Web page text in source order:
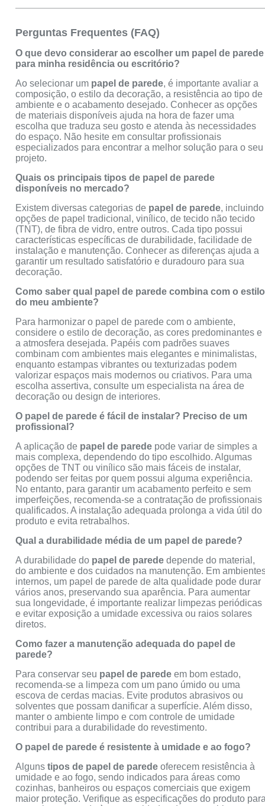
Perguntas Frequentes (FAQ)
O que devo considerar ao escolher um papel de parede
para minha residência ou escritório?
Ao selecionar um papel de parede, é importante avaliar a
composição, o estilo da decoração, a resistência ao tipo de
ambiente e o acabamento desejado. Conhecer as opções
de materiais disponíveis ajuda na hora de fazer uma
escolha que traduza seu gosto e atenda às necessidades
do espaço. Não hesite em consultar profissionais
especializados para encontrar a melhor solução para o seu
projeto.
Quais os principais tipos de papel de parede
disponíveis no mercado?
Existem diversas categorias de papel de parede, incluindo
opções de papel tradicional, vinílico, de tecido não tecido
(TNT), de fibra de vidro, entre outros. Cada tipo possui
características específicas de durabilidade, facilidade de
instalação e manutenção. Conhecer as diferenças ajuda a
garantir um resultado satisfatório e duradouro para sua
decoração.
Como saber qual papel de parede combina com o estilo
do meu ambiente?
Para harmonizar o papel de parede com o ambiente,
considere o estilo de decoração, as cores predominantes e
a atmosfera desejada. Papéis com padrões suaves
combinam com ambientes mais elegantes e minimalistas,
enquanto estampas vibrantes ou texturizadas podem
valorizar espaços mais modernos ou criativos. Para uma
escolha assertiva, consulte um especialista na área de
decoração ou design de interiores.
O papel de parede é fácil de instalar? Preciso de um
profissional?
A aplicação de papel de parede pode variar de simples a
mais complexa, dependendo do tipo escolhido. Algumas
opções de TNT ou vinílico são mais fáceis de instalar,
podendo ser feitas por quem possui alguma experiência.
No entanto, para garantir um acabamento perfeito e sem
imperfeições, recomenda-se a contratação de profissionais
qualificados. A instalação adequada prolonga a vida útil do
produto e evita retrabalhos.
Qual a durabilidade média de um papel de parede?
A durabilidade do papel de parede depende do material,
do ambiente e dos cuidados na manutenção. Em
internos, um papel de parede de alta qualidade pode durar
vários anos, preservando sua aparência. Para aumentar
sua longevidade, é importante realizar limpezas periódicas
e evitar exposição a umidade excessiva ou raios solares
diretos.
Como fazer a manutenção adequada do papel de
parede?
Para conservar seu papel de parede em bom estado,
recomenda-se a limpeza com um pano úmido ou uma
escova de cerdas macias. Evite produtos abrasivos ou
solventes que possam danificar a superfície. Além disso,
manter o ambiente limpo e com controle de umidade
contribui para a durabilidade do revestimento.
O papel de parede é resistente à umidade e ao fogo?
Algunstipos de papel de parede oferecem resistência à
umidade e ao fogo, sendo indicados para áreas como
cozinhas, banheiros ou espaços comerciais que exigem
maior proteção. Verifique as especificações do produto